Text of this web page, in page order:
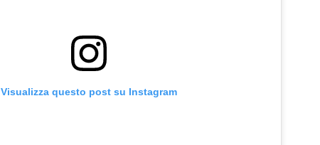
Visualizza questo post su Instagram